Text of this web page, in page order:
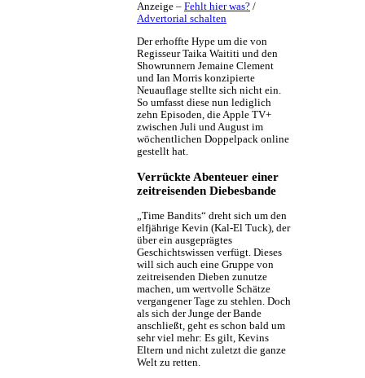
Anzeige – Fehlt hier was? /
Advertorial schalten
Der erhoffte Hype um die von
Regisseur Taika Waititi und den
Showrunnern Jemaine Clement
und Ian Morris konzipierte
Neuauflage stellte sich nicht ein.
So umfasst diese nun lediglich
zehn Episoden, die Apple TV+
zwischen Juli und August im
wöchentlichen Doppelpack online
gestellt hat.
Verrückte Abenteuer einer
zeitreisenden Diebesbande
„Time Bandits“ dreht sich um den
elfjährige Kevin (Kal-El Tuck), der
über ein ausgeprägtes
Geschichtswissen verfügt. Dieses
will sich auch eine Gruppe von
zeitreisenden Dieben zunutze
machen, um wertvolle Schätze
vergangener Tage zu stehlen. Doch
als sich der Junge der Bande
anschließt, geht es schon bald um
sehr viel mehr: Es gilt, Kevins
Eltern und nicht zuletzt die ganze
Welt zu retten.